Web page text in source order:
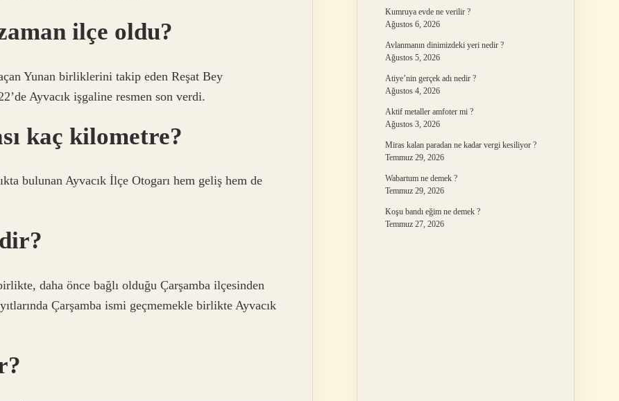
ilçe oldu?
Yunan birliklerini takip eden Reşat Bey
Ayvacık işgaline resmen son verdi.
kaç kilometre?
bulunan Ayvacık İlçe Otogarı hem geliş hem de
daha önce bağlı olduğu Çarşamba ilçesinden
Çarşamba ismi geçmemekle birlikte Ayvacık
Kumruya evde ne verilir ?
Ağustos 6, 2026
Avlanmanın dinimizdeki yeri nedir ?
Ağustos 5, 2026
Atiye’nin gerçek adı nedir ?
Ağustos 4, 2026
Aktif metaller amfoter mi ?
Ağustos 3, 2026
Miras kalan paradan ne kadar vergi kesiliyor ?
Temmuz 29, 2026
Wabartum ne demek ?
Temmuz 29, 2026
Koşu bandı eğim ne demek ?
Temmuz 27, 2026